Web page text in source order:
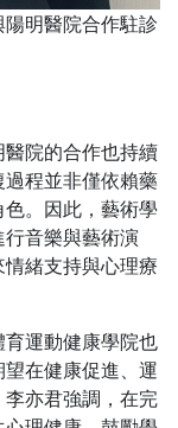
明醫院合作駐診
院的合作也持續
程並非僅依賴藥
。因此，藝術學
音樂與藝術演
緒支持與心理療
運動健康學院也
在健康促進、運
亦君強調，在完